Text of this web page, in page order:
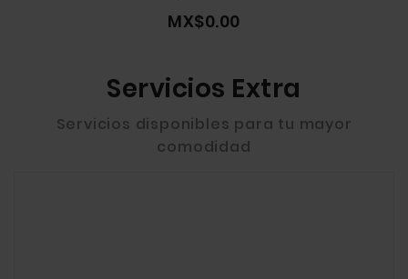
MX$0.00
Servicios Extra
Servicios disponibles para tu mayor
comodidad